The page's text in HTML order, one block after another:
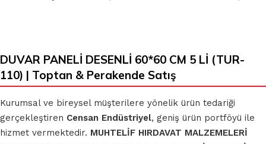
DUVAR PANELİ DESENLİ 60*60 CM 5 Lİ (TUR-
110) | Toptan & Perakende Satış
Kurumsal ve bireysel müşterilere yönelik ürün tedariği
gerçekleştiren Censan Endüstriyel, geniş ürün portföyü ile
hizmet vermektedir. MUHTELİF HIRDAVAT MALZEMELERİ